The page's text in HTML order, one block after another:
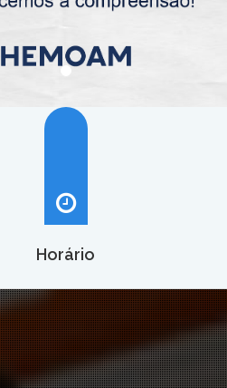
Horário
Segunda a sábado, das 7h às 18h.
Ana Braga:Temporariamente fechado.